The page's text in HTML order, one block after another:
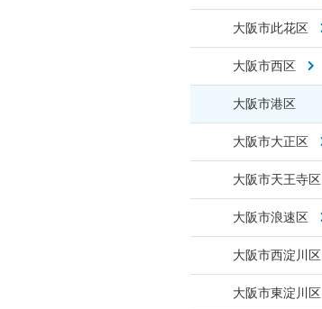
大阪市此花区
大阪市西区
大阪市港区
大阪市大正区
大阪市天王寺区
大阪市浪速区
大阪市西淀川区
大阪市東淀川区